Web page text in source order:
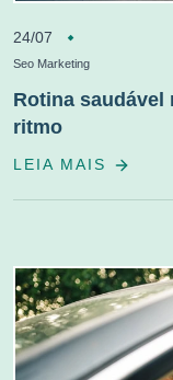
24/07
Seo Marketing
Rotina saudável
ritmo
LEIA MAIS